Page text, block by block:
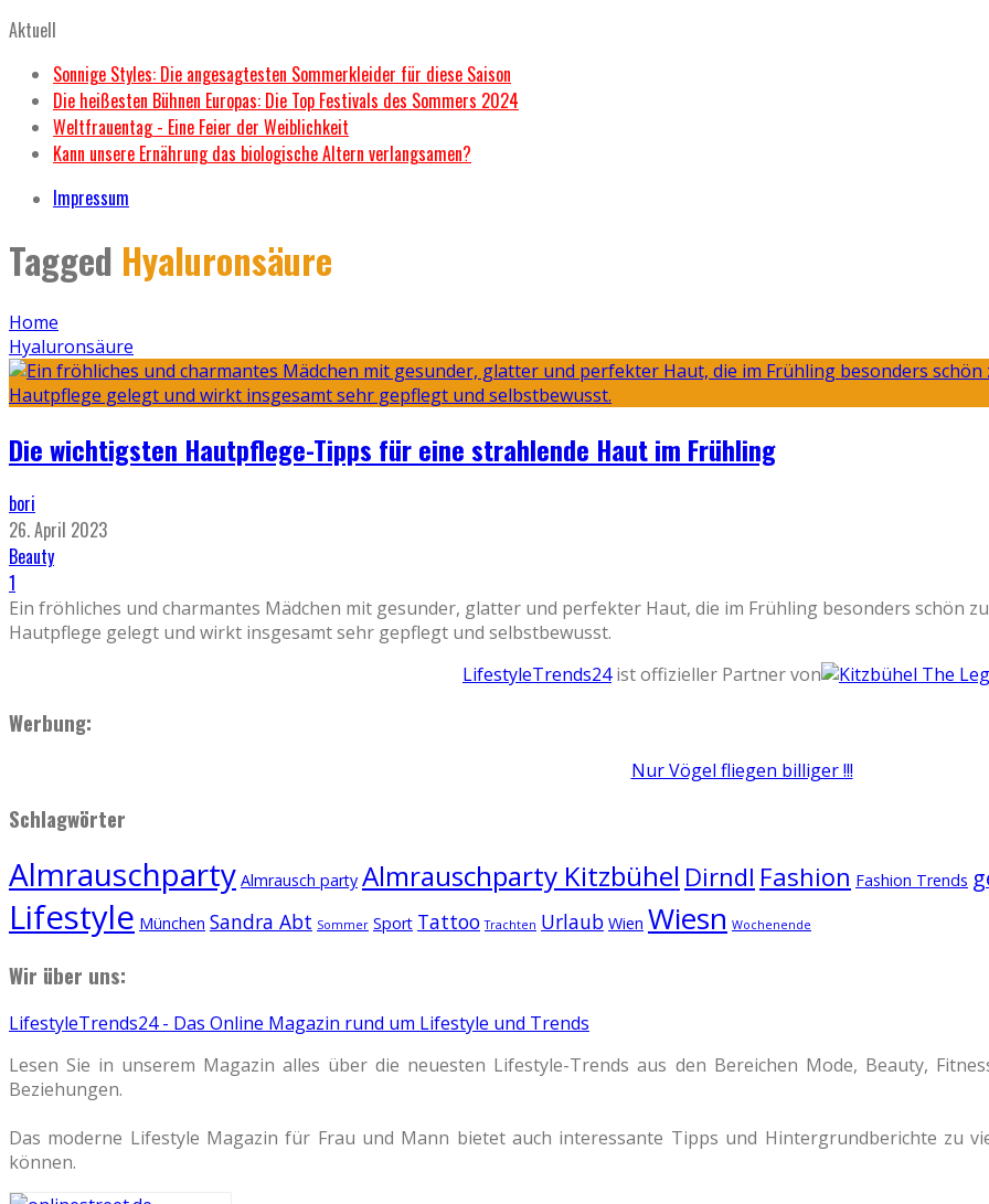
Aktuell
Sonnige Styles: Die angesagtesten Sommerkleider für diese Saison
Die heißesten Bühnen Europas: Die Top Festivals des Sommers 2024
Weltfrauentag - Eine Feier der Weiblichkeit
Kann unsere Ernährung das biologische Altern verlangsamen?
Impressum
Tagged Hyaluronsäure
Home
Hyaluronsäure
Die wichtigsten Hautpflege-Tipps für eine strahlende Haut im Frühling
bori
26. April 2023
Beauty
1
Ein fröhliches und charmantes Mädchen mit gesunder, glatter und perfekter Haut, die im Frühling besonders schön
Hautpflege gelegt und wirkt insgesamt sehr gepflegt und selbstbewusst.
LifestyleTrends24ist offizieller Partner von
Werbung:
Nur Vögel fliegen billiger !!!
Schlagwörter
Almrauschparty Almrausch party Almrauschparty Kitzbühel Dirndl Fashion Fashion Trends
Lifestyle München Sandra Abt Sommer Sport Tattoo Trachten Urlaub Wien Wiesn Wochenende
Wir über uns:
LifestyleTrends24 - Das Online Magazin rund um Lifestyle und Trends
Lesen Sie in unserem Magazin alles über die neuesten Lifestyle-Trends aus den Bereichen Mode, Beauty,
Beziehungen.
Das moderne Lifestyle Magazin für Frau und Mann bietet auch interessante Tipps und Hintergrundberichte zu
können.